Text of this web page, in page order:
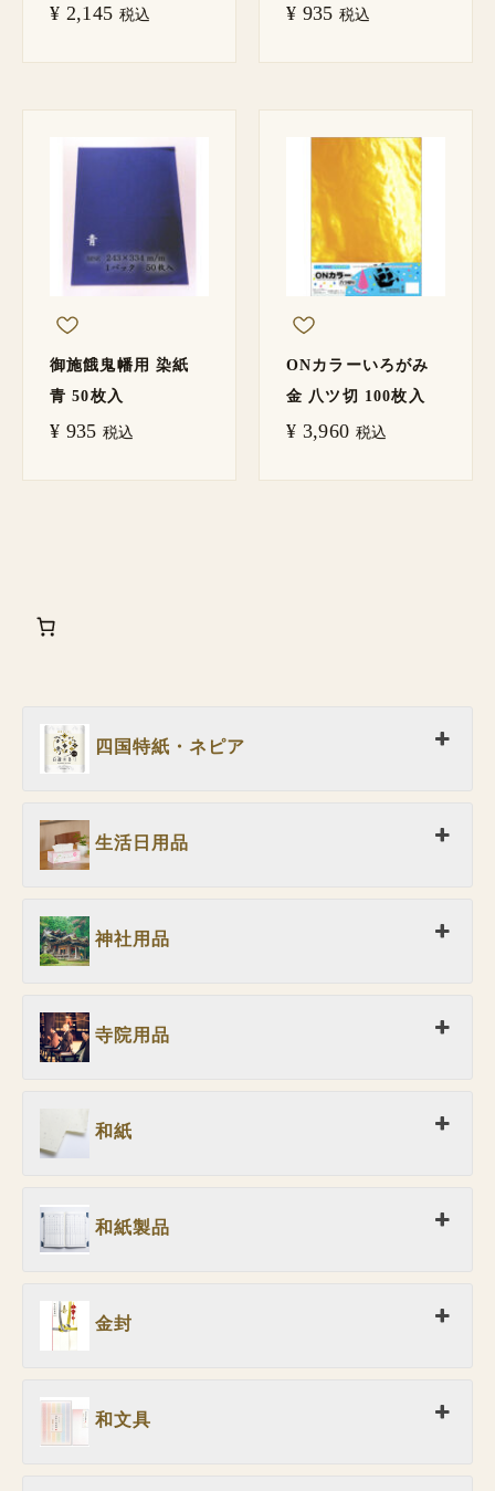
四国特紙・ネピア
生活日用品
神社用品
寺院用品
和紙
和紙製品
金封
和文具
¥ 2,145 税込 ¥ 935 税込
御施餓鬼幡用 染紙
青 50枚入
¥ 935 税込
ONカラーいろがみ
金 八ツ切 100枚入
¥ 3,960 税込